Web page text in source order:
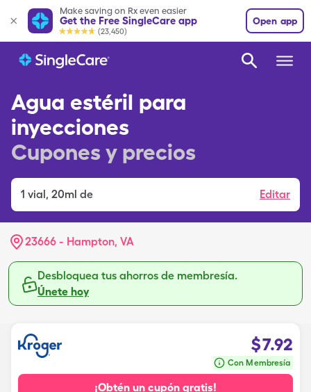
Make saving on Rx even easier
Get the Free SingleCare app
(23,450)
Open app
Agua estéril para
inyecciones
Cupones y precios
1 vial, 20ml de Editar
23666 - Hampton, VA
Desbloquea tus ahorros de membresía.
Únete hoy
$7.92
Con Membresía
¡Obtén un cupón gratis!